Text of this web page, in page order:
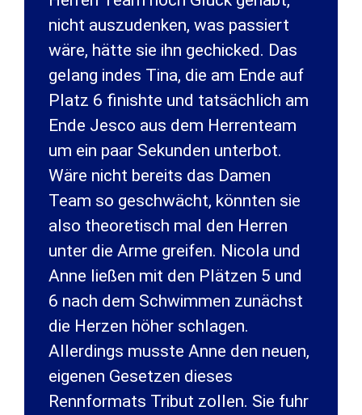
nicht auszudenken, was passiert
wäre, hätte sie ihn gechicked. Das
gelang indes Tina, die am Ende auf
Platz 6 finishte und tatsächlich am
Ende Jesco aus dem Herrenteam
um ein paar Sekunden unterbot.
Wäre nicht bereits das Damen
Team so geschwächt, könnten sie
also theoretisch mal den Herren
unter die Arme greifen. Nicola und
Anne ließen mit den Plätzen 5 und
6 nach dem Schwimmen zunächst
die Herzen höher schlagen.
Allerdings musste Anne den neuen,
eigenen Gesetzen dieses
Rennformats Tribut zollen. Sie fuhr